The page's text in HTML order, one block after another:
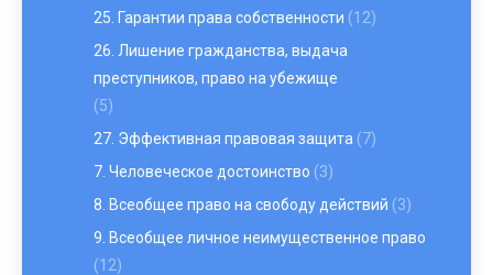
25. Гарантии права собственности (12)
26. Лишение гражданства, выдача
преступников, право на убежище
(5)
27. Эффективная правовая защита (7)
7. Человеческое достоинство (3)
8. Всеобщее право на свободу действий (3)
9. Всеобщее личное неимущественное право
(12)